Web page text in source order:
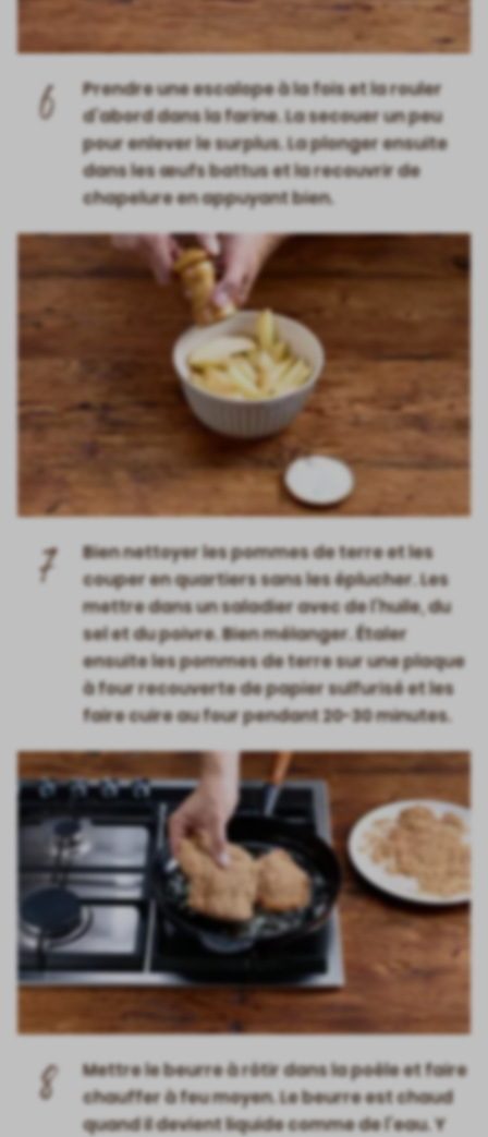
6
Prendre une escalope à la fois et la rouler
d’abord dans la farine. La secouer un peu
pour enlever le surplus. La plonger ensuite
dans les œufs battus et la recouvrir de
chapelure en appuyant bien.
7
Bien nettoyer les pommes de terre et les
couper en quartiers sans les éplucher. Les
mettre dans un saladier avec de l’huile, du
sel et du poivre. Bien mélanger. Étaler
ensuite les pommes de terre sur une plaque
à four recouverte de papier sulfurisé et les
faire cuire au four pendant 20-30 minutes.
8
Mettre le beurre à rôtir dans la poêle et faire
chauffer à feu moyen. Le beurre est chaud
quand il devient liquide comme de l’eau. Y